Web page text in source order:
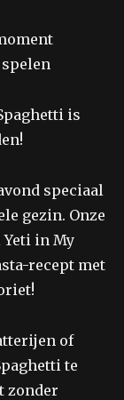
is
speciaal
gezin. Onze
Yeti in My
recept met
of
te
zonder